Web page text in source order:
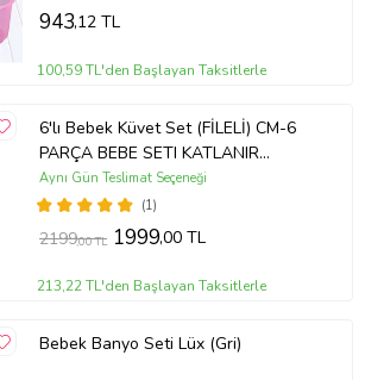
943,12 TL
100,59 TL'den Başlayan Taksitlerle
6'lı Bebek Küvet Set (FİLELİ) CM-6
PARÇA BEBE SETI KATLANIR
(Standart)
(1)
Aynı Gün Teslimat Seçeneği
2199,00 TL 1999,00 TL
213,22 TL'den Başlayan Taksitlerle
Bebek Banyo Seti Lüx (Gri)